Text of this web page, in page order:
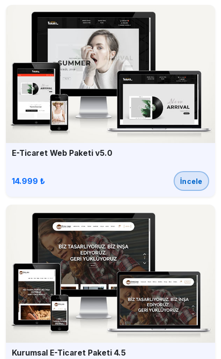
E-Ticaret Web Paketi v5.0
14.999 ₺ İncele
Kurumsal E-Ticaret Paketi 4.5